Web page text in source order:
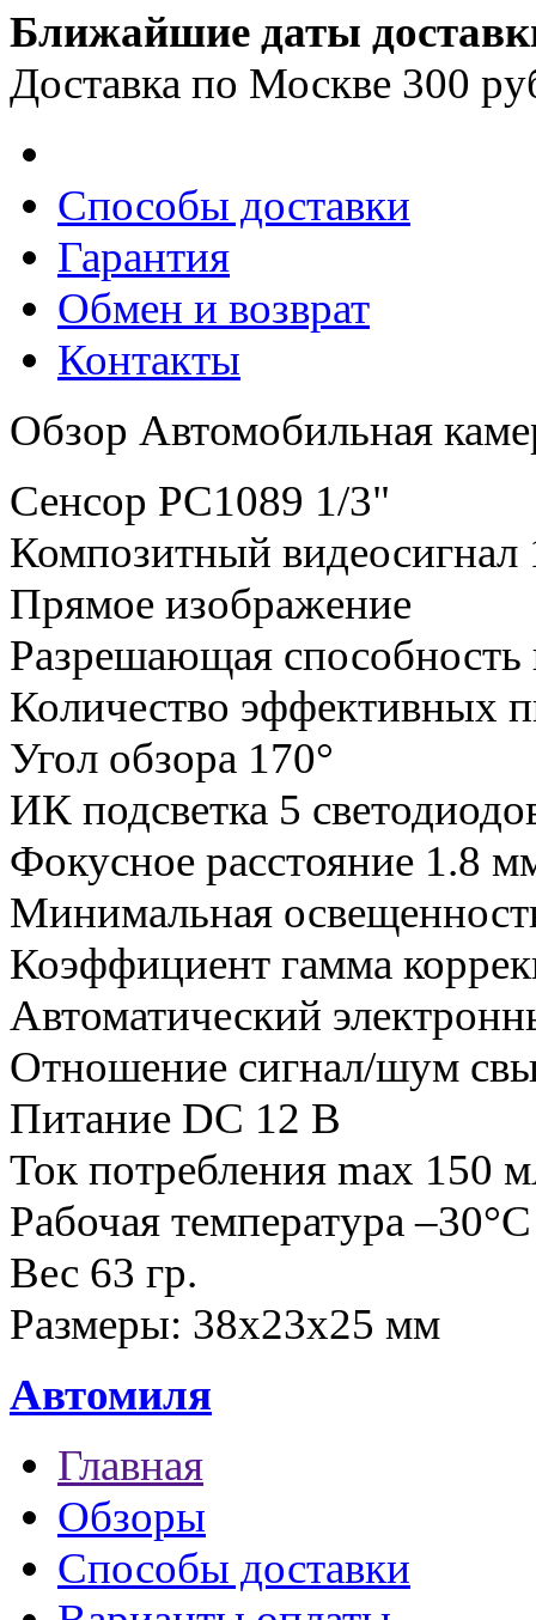
Ближайшие даты
Доставка по Москве 300
Способы доставки
Гарантия
Обмен и возврат
Контакты
Обзор Автомобильная
Сенсор PC1089 1/3"
Композитный
Прямое изображение
Разрешающая
Количество эффективных
Угол обзора 170°
ИК подсветка 5
Фокусное расстояние 1.8
Минимальная
Коэффициент гамма
Автоматический э
Отношение сигнал/шум
Питание DC 12 В
Ток потребления max 150
Рабочая температура
Вес 63 гр.
Размеры: 38х23х25 мм
Автомиля
Главная
Обзоры
Способы доставки